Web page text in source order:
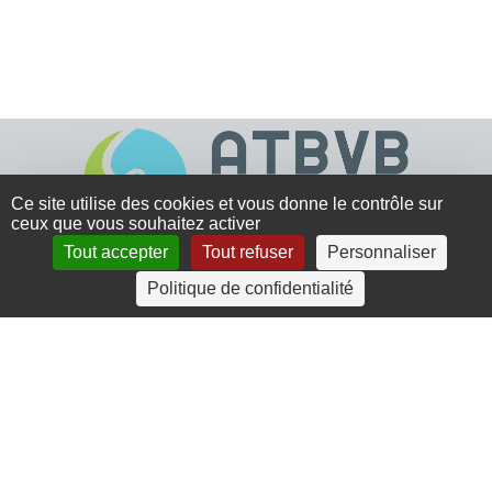
4 rue Crec’h-Ugen
22810 Belle Isle en Terre
Ce site utilise des cookies et vous donne le contrôle sur
ceux que vous souhaitez activer
Tout accepter
Tout refuser
Personnaliser
Politique de confidentialité